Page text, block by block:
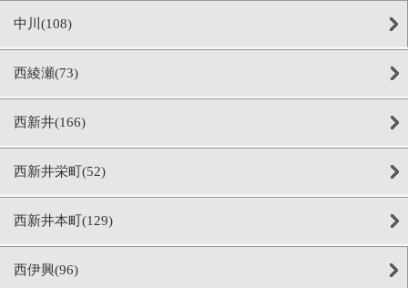
中川(108)
西綾瀬(73)
西新井(166)
西新井栄町(52)
西新井本町(129)
西伊興(96)